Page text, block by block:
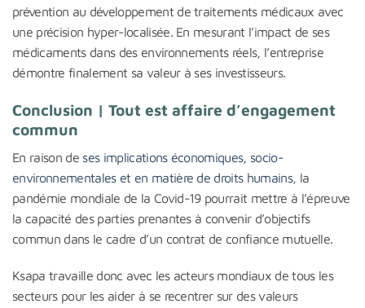
prévention au développement de traitements médicaux avec
une précision hyper-localisée. En mesurant l’impact de ses
médicaments dans des environnements réels, l’entreprise
démontre finalement sa valeur à ses investisseurs.
Conclusion | Tout est affaire d’engagement
commun
En raison de ses implications économiques, socio-
environnementales et en matière de droits humains, la
pandémie mondiale de la Covid-19 pourrait mettre à l’épreuve
la capacité des parties prenantes à convenir d’objectifs
commun dans le cadre d’un contrat de confiance mutuelle.
Ksapa travaille donc avec les acteurs mondiaux de tous les
secteurs pour les aider à se recentrer sur des valeurs